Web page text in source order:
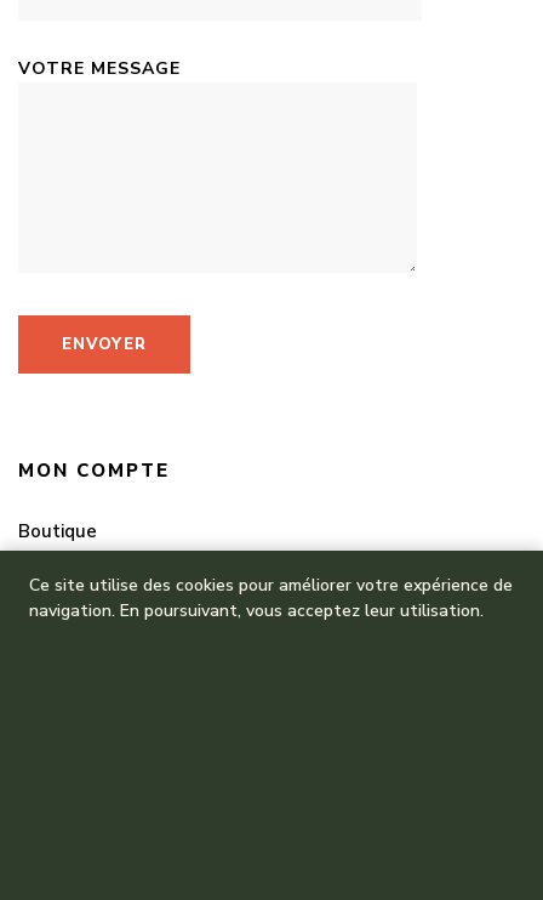
VOTRE MESSAGE
MON COMPTE
Boutique
Mes commandes
Ce site utilise des cookies pour améliorer votre expérience de
navigation. En poursuivant, vous acceptez leur utilisation.